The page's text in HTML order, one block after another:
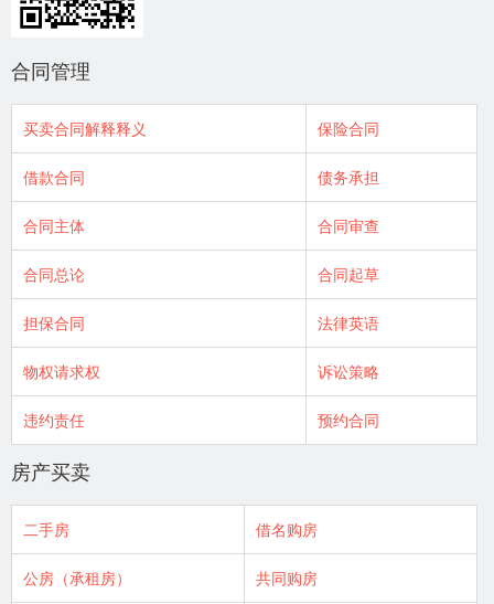
合同管理
买卖合同解释释义 保险合同
借款合同 债务承担
合同主体 合同审查
合同总论 合同起草
担保合同 法律英语
物权请求权 诉讼策略
违约责任 预约合同
房产买卖
二手房 借名购房
公房（承租房） 共同购房